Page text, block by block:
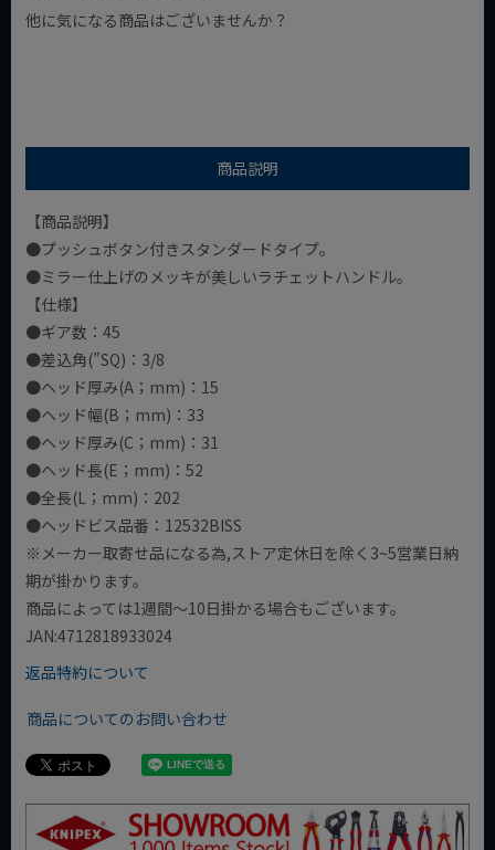
他に気になる商品はございませんか？
商品説明
【商品説明】
●プッシュボタン付きスタンダードタイプ。
●ミラー仕上げのメッキが美しいラチェットハンドル。
【仕様】
●ギア数：45
●差込角(”SQ)：3/8
●ヘッド厚み(A；mm)：15
●ヘッド幅(B；mm)：33
●ヘッド厚み(C；mm)：31
●ヘッド長(E；mm)：52
●全長(L；mm)：202
●ヘッドビス品番：12532BISS
※メーカー取寄せ品になる為,ストア定休日を除く3~5営業日納
期が掛かります。
商品によっては1週間～10日掛かる場合もございます。
JAN:4712818933024
返品特約について
商品についてのお問い合わせ